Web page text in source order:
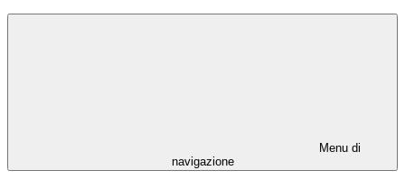
Menu di
navigazione